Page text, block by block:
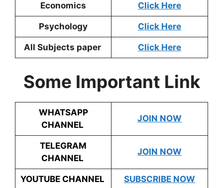
Economics Click Here
Psychology Click Here
All Subjects paper Click Here
Some Important Link
WHATSAPP
CHANNEL
JOIN NOW
TELEGRAM
CHANNEL
JOIN NOW
YOUTUBE CHANNEL SUBSCRIBE NOW